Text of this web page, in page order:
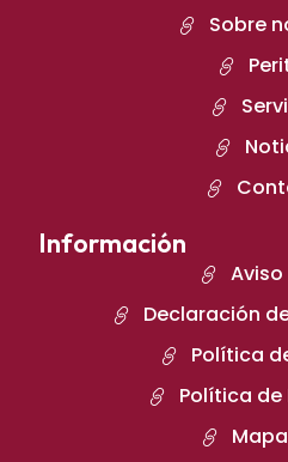
Sobre
Información
Aviso
Declaración
Política
Política de